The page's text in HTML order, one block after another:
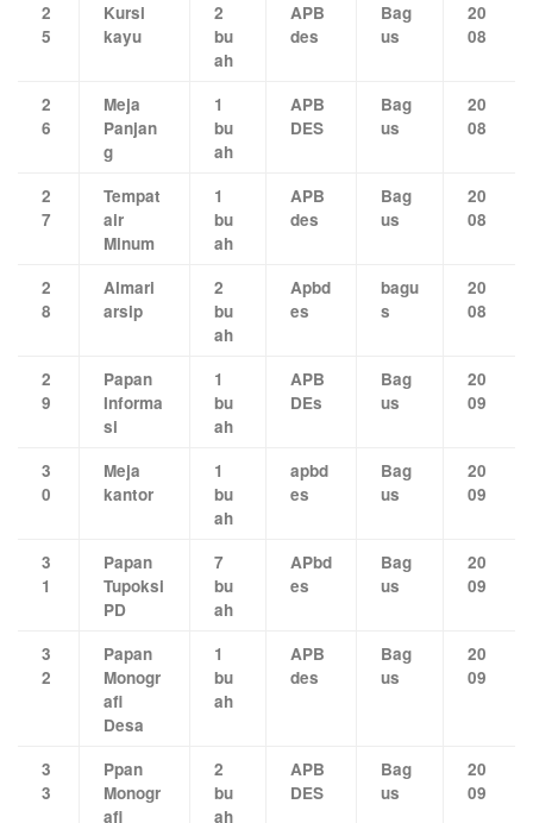
2
5
Kursi
kayu
2
bu
ah
APB
des
Bag
us
20
08
2
6
Meja
Panjan
g
1
bu
ah
APB
DES
Bag
us
20
08
2
7
Tempat
air
Minum
1
bu
ah
APB
des
Bag
us
20
08
2
8
Almari
arsip
2
bu
ah
Apbd
es
bagu
s
20
08
2
9
Papan
Informa
si
1
bu
ah
APB
DEs
Bag
us
20
09
3
0
Meja
kantor
1
bu
ah
apbd
es
Bag
us
20
09
3
1
Papan
Tupoksi
PD
7
bu
ah
APbd
es
Bag
us
20
09
3
2
Papan
Monogr
afi
Desa
1
bu
ah
APB
des
Bag
us
20
09
3
3
Ppan
Monogr
afi
2
bu
ah
APB
DES
Bag
us
20
09